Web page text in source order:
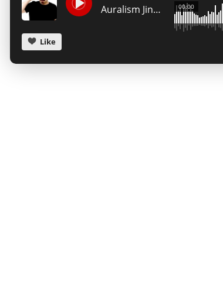
Auralism Jingles 00:00
Like